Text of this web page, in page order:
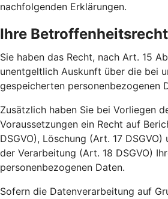
nachfolgenden Erklärungen.
Ihre
Sie haben das Recht, nach Art. 15
unentgeltlich Auskunft über die bei
gespeicherten personenbezogenen
Zusätzlich haben Sie bei Vorliegen
Voraussetzungen ein Recht auf
DSGVO), Löschung (Art. 17 DSGVO)
der Verarbeitung (Art. 18 DSGVO)
personenbezogenen Daten.
Sofern die Datenverarbeitung auf